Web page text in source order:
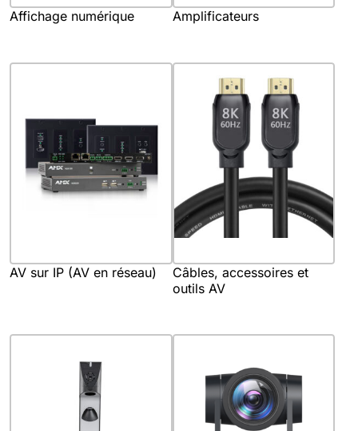
Affichage numérique Amplificateurs
AV sur IP (AV en réseau)
Câbles, accessoires et
outils AV